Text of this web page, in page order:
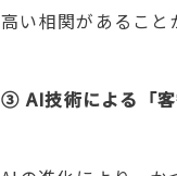
高い相関があること
③ AI技術による「